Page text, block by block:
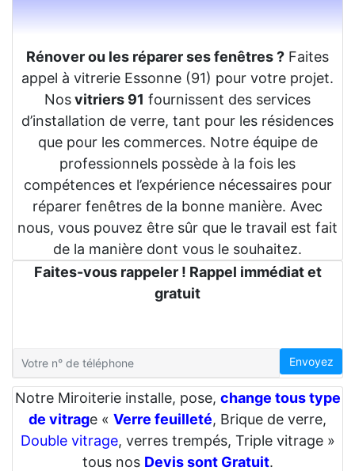
Rénover ou les réparer ses fenêtres ? Faites
appel à vitrerie Essonne (91) pour votre projet.
Nosvitriers 91 fournissent des services
d’installation de verre, tant pour les résidences
que pour les commerces. Notre équipe de
professionnels possède à la fois les
compétences et l’expérience nécessaires pour
réparer fenêtres de la bonne manière. Avec
nous, vous pouvez être sûr que le travail est fait
de la manière dont vous le souhaitez.
Faites-vous rappeler ! Rappel immédiat et
gratuit
Envoyez
Notre Miroiterie installe, pose, change tous type
de vitrage « Verre feuilleté, Brique de verre,
Double vitrage, verres trempés, Triple vitrage »
tous nos Devis sont Gratuit.